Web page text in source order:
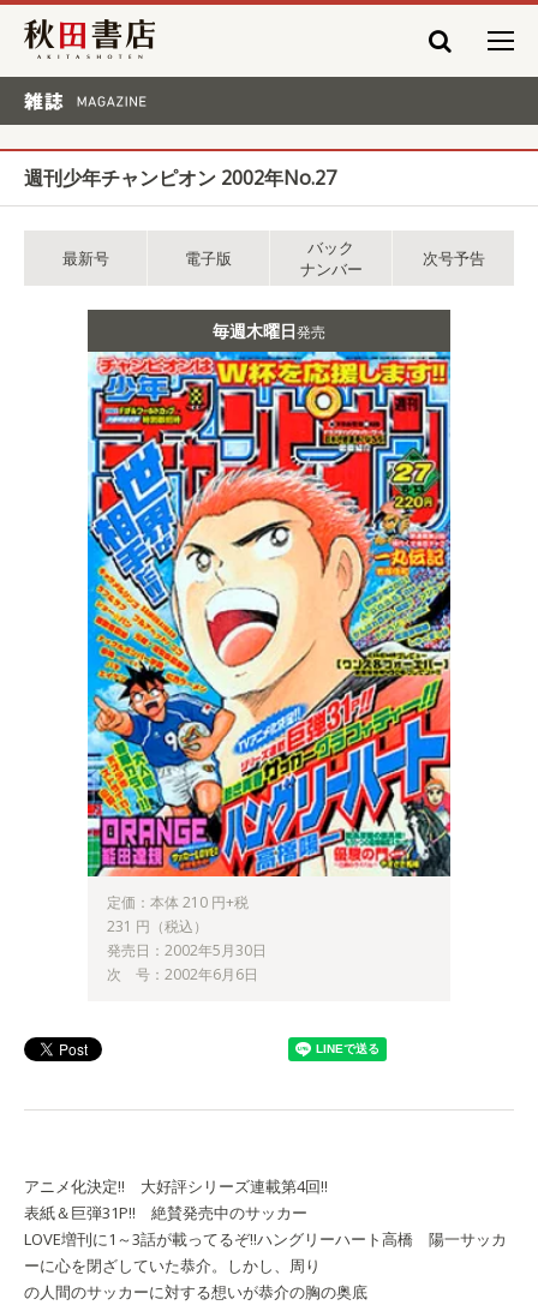
秋田書店
週刊少年チャンピオン 2002年No.27
最新号 電子版
バック
ナンバー
次号予告
毎週木曜日発売
定価：本体 210 円+税
231 円（税込）
発売日：2002年5月30日
次 号：2002年6月6日
アニメ化決定!! 大好評シリーズ連載第4回!!
表紙＆巨弾31P!! 絶賛発売中のサッカー
LOVE増刊に1～3話が載ってるぞ!!ハングリーハート高橋 陽一サッカ
ーに心を閉ざしていた恭介。しかし、周り
の人間のサッカーに対する想いが恭介の胸の奥底